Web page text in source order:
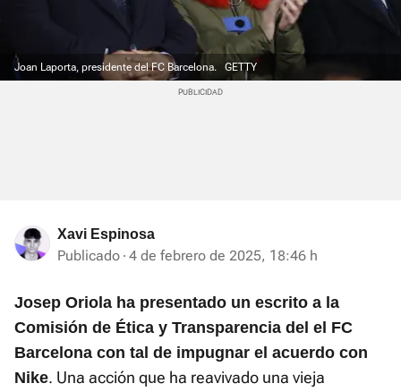
Joan Laporta, presidente del FC Barcelona. GETTY
Xavi Espinosa
Publicado 4 de febrero de 2025, 18:46 h
Josep Oriola ha presentado un escrito a la
Comisión de Ética y Transparencia del el FC
Barcelona con tal de impugnar el acuerdo con
Nike. Una acción que ha reavivado una vieja